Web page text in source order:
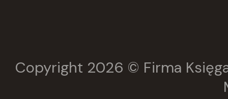
Literat
Copyright 2026 © Firma